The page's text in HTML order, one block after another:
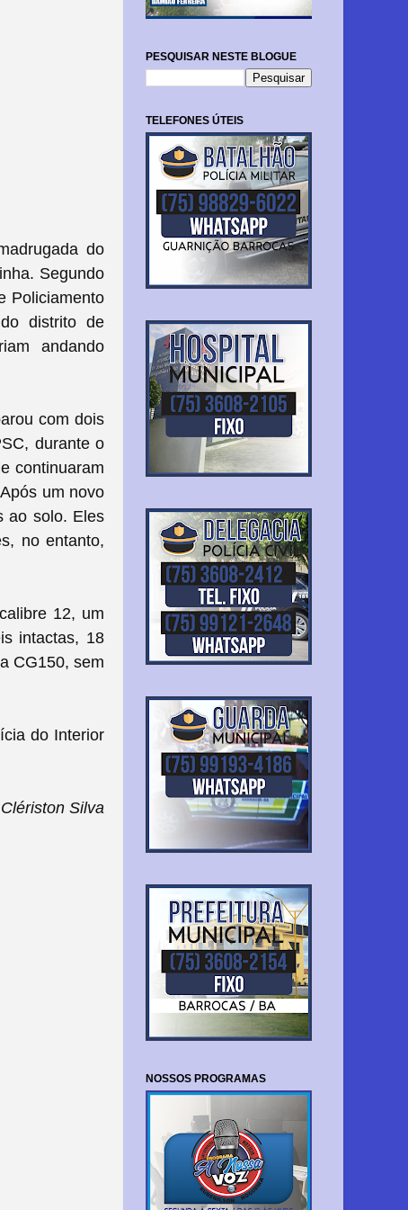
do
Segundo
Policiamento
distrito de
andando
com dois
durante o
continuaram
Após um novo
ao solo. Eles
no entanto,
12, um
intactas, 18
CG150, sem
do Interior
Silva
PESQUISAR NESTE BLOGUE
TELEFONES ÚTEIS
NOSSOS PROGRAMAS